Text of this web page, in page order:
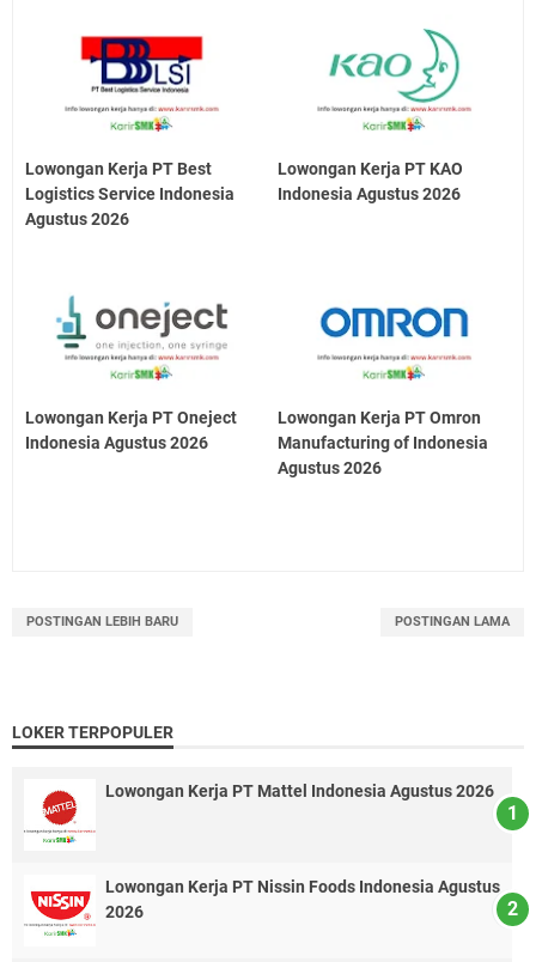
Lowongan Kerja PT Best
Logistics Service Indonesia
Agustus 2026
Lowongan Kerja PT KAO
Indonesia Agustus 2026
Lowongan Kerja PT Oneject
Indonesia Agustus 2026
Lowongan Kerja PT Omron
Manufacturing of Indonesia
Agustus 2026
POSTINGAN LEBIH BARU POSTINGAN LAMA
LOKER TERPOPULER
Lowongan Kerja PT Mattel Indonesia Agustus 2026
Lowongan Kerja PT Nissin Foods Indonesia Agustus
2026